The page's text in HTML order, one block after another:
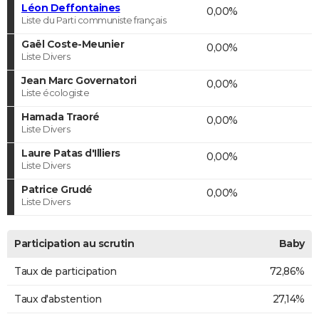
Léon Deffontaines
Liste du Parti communiste français
0,00%
Gaël Coste-Meunier
Liste Divers
0,00%
Jean Marc Governatori
Liste écologiste
0,00%
Hamada Traoré
Liste Divers
0,00%
Laure Patas d'Illiers
Liste Divers
0,00%
Patrice Grudé
Liste Divers
0,00%
Participation au scrutin Baby
Taux de participation 72,86%
Taux d'abstention 27,14%